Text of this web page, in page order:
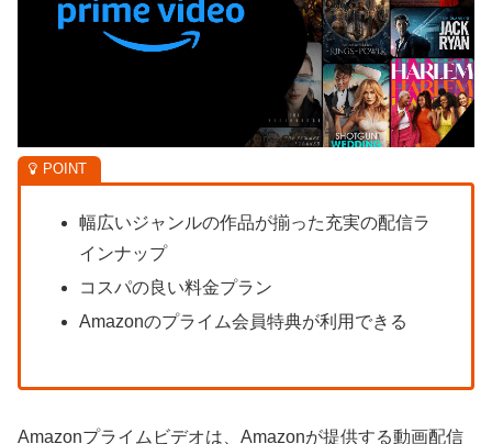
幅広いジャンルの作品が揃った充実の配信ラ
インナップ
コスパの良い料金プラン
Amazonのプライム会員特典が利用できる
Amazonプライムビデオは、Amazonが提供する動画配信